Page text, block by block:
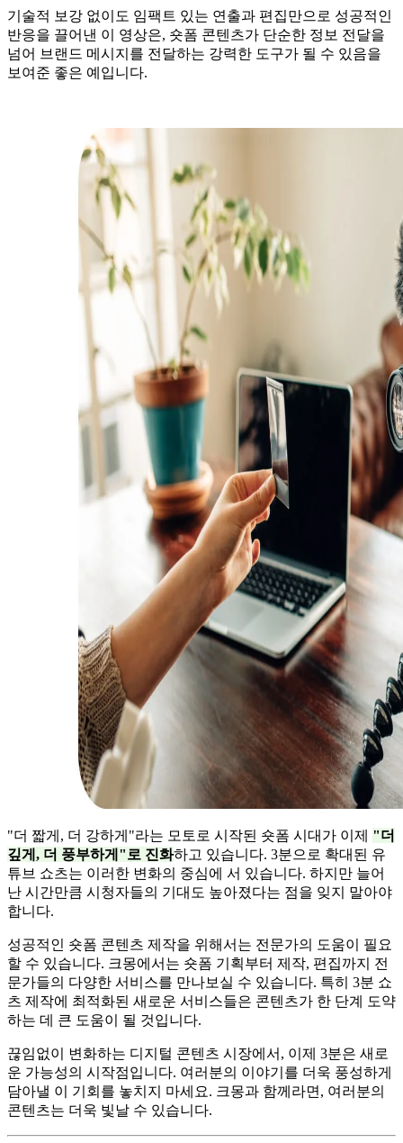
기술적 보강 없이도 임팩트 있는 연출과 편집만으로 성공적인
반응을 끌어낸 이 영상은, 숏폼 콘텐츠가 단순한 정보 전달을
넘어 브랜드 메시지를 전달하는 강력한 도구가 될 수 있음을
보여준 좋은 예입니다.
"더 짧게, 더 강하게"라는 모토로 시작된 숏폼 시대가 이제 "더
깊게, 더 풍부하게"로 진화하고 있습니다. 3분으로 확대된 유
튜브 쇼츠는 이러한 변화의 중심에 서 있습니다. 하지만 늘어
난 시간만큼 시청자들의 기대도 높아졌다는 점을 잊지 말아야
합니다.
성공적인 숏폼 콘텐츠 제작을 위해서는 전문가의 도움이 필요
할 수 있습니다. 크몽에서는 숏폼 기획부터 제작, 편집까지 전
문가들의 다양한 서비스를 만나보실 수 있습니다. 특히 3분 쇼
츠 제작에 최적화된 새로운 서비스들은 콘텐츠가 한 단계 도약
하는 데 큰 도움이 될 것입니다.
끊임없이 변화하는 디지털 콘텐츠 시장에서, 이제 3분은 새로
운 가능성의 시작점입니다. 여러분의 이야기를 더욱 풍성하게
담아낼 이 기회를 놓치지 마세요. 크몽과 함께라면, 여러분의
콘텐츠는 더욱 빛날 수 있습니다.